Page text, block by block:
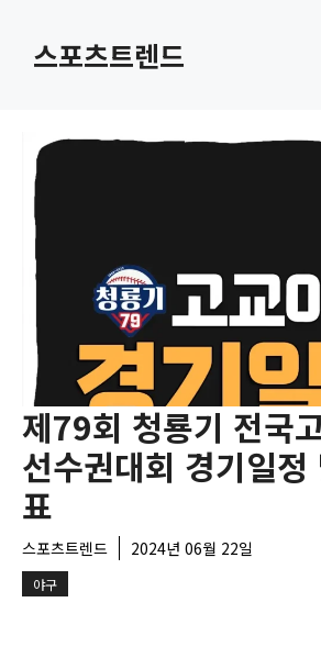
스포츠트렌드
제79회 청룡기 전국
선수권대회 경기일정
표
스포츠트렌드 2024년 06월 22일
야구